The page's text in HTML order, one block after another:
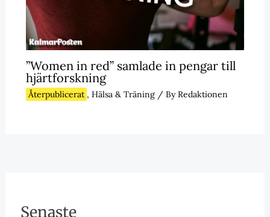
”Women in red” samlade in pengar till
hjärtforskning
Återpublicerat , Hälsa & Träning/ ByRedaktionen
Senaste